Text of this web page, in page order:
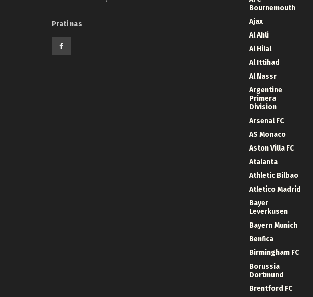
Prati nas
Bournemouth
Ajax
Al Ahli
Al Hilal
Al Ittihad
Al Nassr
Argentine
Primera
Division
Arsenal FC
AS Monaco
Aston Villa FC
Atalanta
Athletic Bilbao
Atletico Madrid
Bayer
Leverkusen
Bayern Munich
Benfica
Birmingham FC
Borussia
Dortmund
Brentford FC